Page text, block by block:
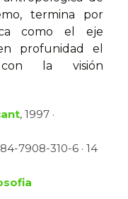
termina por
como el eje
profunidad el
con la visión
, 1997 ·
7908-310-6 · 14